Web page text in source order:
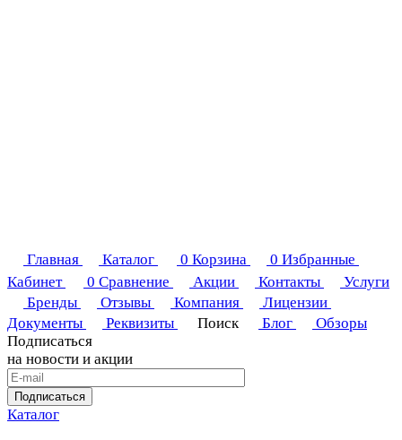
Главная Каталог 0 Корзина 0 Избранные
Кабинет
0 Сравнение Акции Контакты
Услуги
Бренды
Отзывы Компания
Лицензии
Документы
Реквизиты Поиск Блог
Обзоры
Подписаться
на новости и акции
Подписаться
Каталог